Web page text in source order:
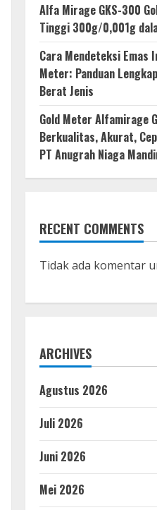
Alfa Mirage GKS-300
Tinggi 300g/0,001g
Cara Mendeteksi Emas
Meter: Panduan
Berat Jenis
Gold Meter Alfamirage
Berkualitas, Akurat,
PT Anugrah Niaga
RECENT COMMENTS
Tidak ada komentar
ARCHIVES
Agustus 2026
Juli 2026
Juni 2026
Mei 2026